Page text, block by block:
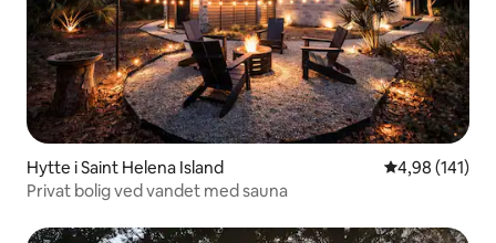
Hytte i Saint Helena Island 4,98 ud af 5 i
4,98 (141)
Privat bolig ved vandet med sauna